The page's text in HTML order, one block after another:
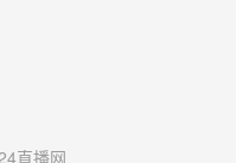
直播网